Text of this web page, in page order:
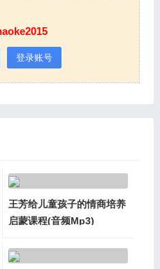
登录账号
王芳给儿童孩子的情商培养
启蒙课程(音频Mp3)